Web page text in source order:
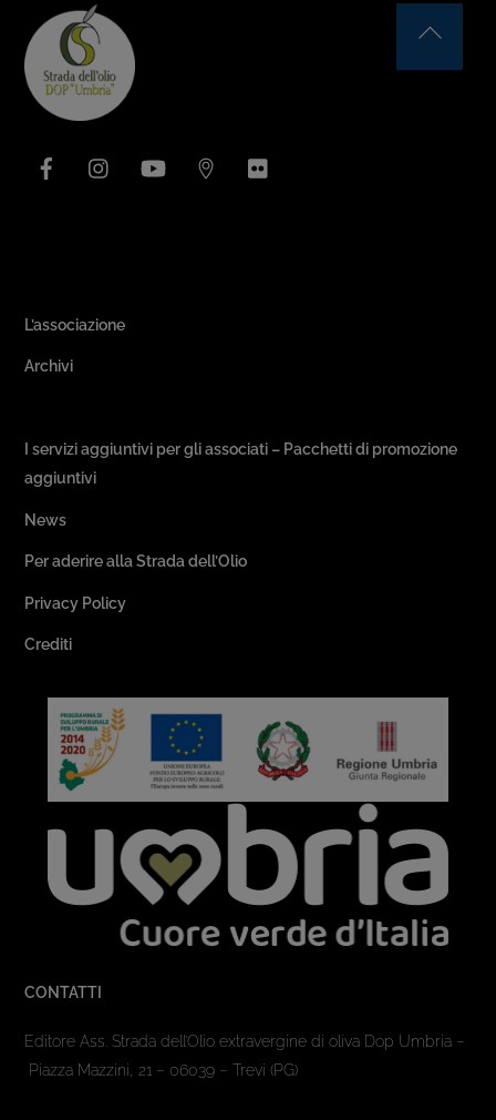
YouTube
L’associazione
Archivi
I servizi aggiuntivi per gli associati – Pacchetti di promozione
aggiuntivi
News
Per aderire alla Strada dell’Olio
Privacy Policy
Crediti
CONTATTI
Editore Ass. Strada dell’Olio extravergine di oliva Dop Umbria –
Piazza Mazzini, 21 – 06039 – Trevi (PG)